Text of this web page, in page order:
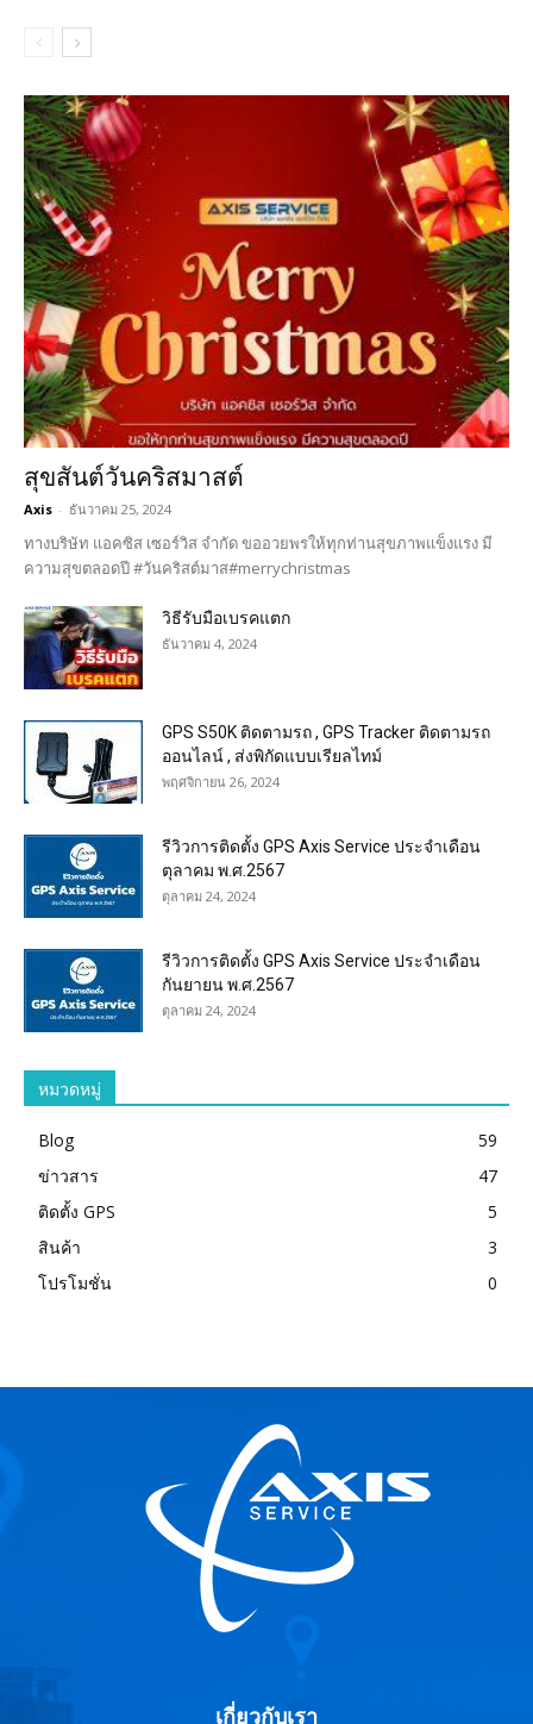
สุขสันต์วันคริสมาสต์
Axis - ธันวาคม 25, 2024
ทางบริษัท แอคซิส เซอร์วิส จำกัด ขออวยพรให้ทุกท่านสุขภาพแข็งแรง มี
ความสุขตลอดปี #วันคริสต์มาส#merrychristmas
วิธีรับมือเบรคแตก
ธันวาคม 4, 2024
GPS S50K ติดตามรถ , GPS Tracker ติดตามรถ
ออนไลน์ , ส่งพิกัดแบบเรียลไทม์
พฤศจิกายน 26, 2024
รีวิวการติดตั้ง GPS Axis Service ประจำเดือน
ตุลาคม พ.ศ.2567
ตุลาคม 24, 2024
รีวิวการติดตั้ง GPS Axis Service ประจำเดือน
กันยายน พ.ศ.2567
ตุลาคม 24, 2024
หมวดหมู่
Blog
59
ข่าวสาร
47
ติดตั้ง GPS
5
สินค้า
3
โปรโมชั่น
0
เกี่ยวกับเรา